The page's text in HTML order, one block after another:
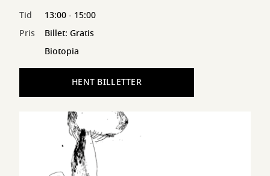
Tid
13:00 - 15:00
Pris
Billet: Gratis
Biotopia
HENT BILLETTER